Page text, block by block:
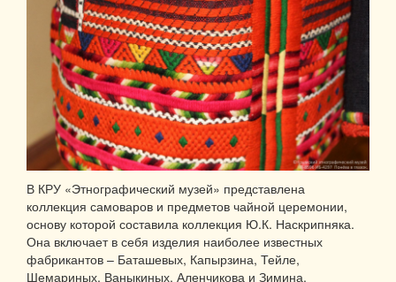
В КРУ «Этнографический музей» представлена
коллекция самоваров и предметов чайной церемонии,
основу которой составила коллекция Ю.К. Наскрипняка.
Она включает в себя изделия наиболее известных
фабрикантов – Баташевых, Капырзина, Тейле,
Шемариных, Ваныкиных, Аленчикова и Зимина,